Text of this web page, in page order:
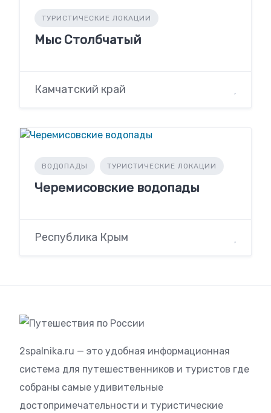
ТУРИСТИЧЕСКИЕ ЛОКАЦИИ
Мыс Столбчатый
Камчатский край
ВОДОПАДЫ ТУРИСТИЧЕСКИЕ ЛОКАЦИИ
Черемисовские водопады
Республика Крым
2spalnika.ru — это удобная информационная
система для путешественников и туристов где
собраны самые удивительные
достопримечательности и туристические